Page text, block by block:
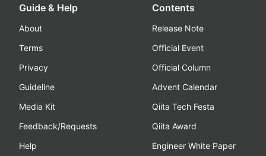
Guide & Help
About
Terms
Privacy
Guideline
Media Kit
Feedback/Requests
Help
Contents
Release Note
Official Event
Official Column
Advent Calendar
Qiita Tech Festa
Qiita Award
Engineer White Paper